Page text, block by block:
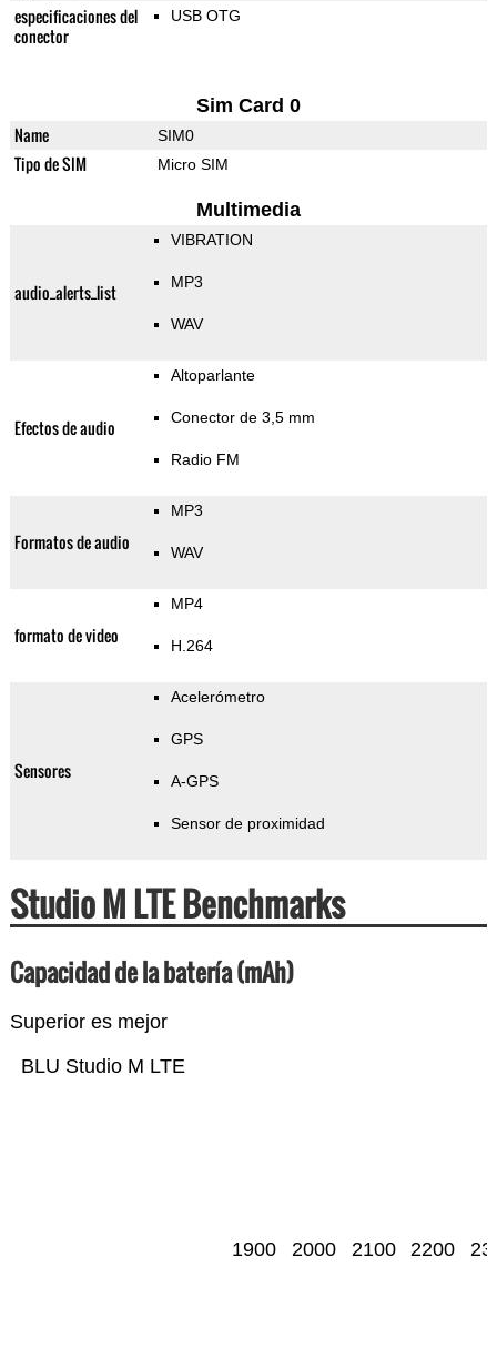
especificaciones del
conector
USB OTG
Sim Card 0
Name SIM0
Tipo de SIM Micro SIM
Multimedia
audio_alerts_list
VIBRATION
MP3
WAV
Efectos de audio
Altoparlante
Conector de 3,5 mm
Radio FM
Formatos de audio
MP3
WAV
formato de video
MP4
H.264
Sensores
Acelerómetro
GPS
A-GPS
Sensor de proximidad
Studio M LTE Benchmarks
Capacidad de la batería (mAh)
Superior es mejor
BLU Studio M LTE
1900 2000 2100 2200